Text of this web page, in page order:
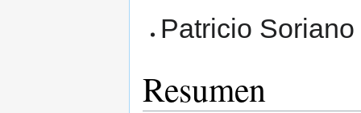
Patricio Soriano
Resumen